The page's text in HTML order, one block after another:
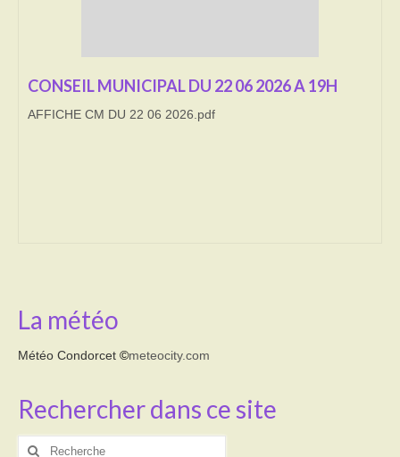
Culte
CONSEIL MUNICIPAL DU 22 06 2026 A 19H
AFFICHE CM DU 22 06 2026.pdf
La météo
Météo Condorcet ©meteocity.com
Rechercher dans ce site
Rechercher